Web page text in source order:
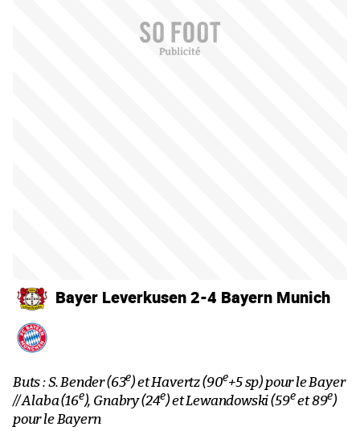
Bayer Leverkusen 2-4 Bayern Munich
Buts : S. Bender (63e) et Havertz (90e+5 sp) pour le Bayer
// Alaba (16e), Gnabry (24e) et Lewandowski (59eet 89e)
pour le Bayern